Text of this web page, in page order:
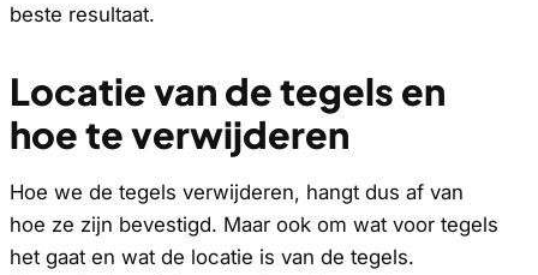
beste resultaat.
Locatie van de tegels en
hoe te verwijderen
Hoe we de tegels verwijderen, hangt dus af van
hoe ze zijn bevestigd. Maar ook om wat voor tegels
het gaat en wat de locatie is van de tegels.